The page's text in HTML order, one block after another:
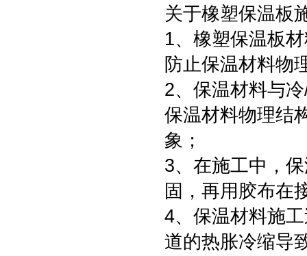
关于橡塑保温板
1、橡塑保温板
防止保温材料物
2、保温材料与
保温材料物理结
象；
3、在施工中，
固，再用胶布在
4、保温材料施
道的热胀冷缩导